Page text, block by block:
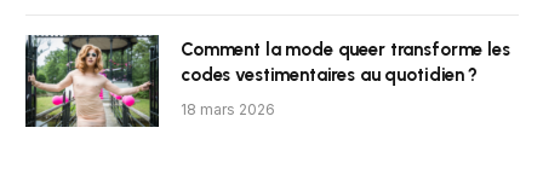
Comment la mode queer transforme les
codes vestimentaires au quotidien ?
18 mars 2026